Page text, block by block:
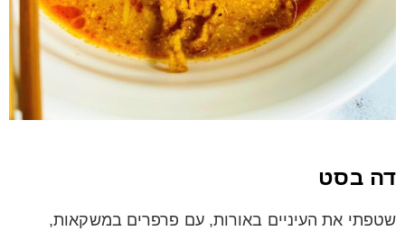
דה בסט
שטפתי את העיניים באורות, עם פרפרים במשקאות,